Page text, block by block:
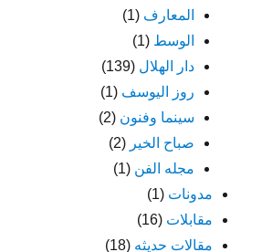
المعارف (1)
الوسط (1)
دار الهلال (139)
روز اليوسف (1)
سينما وفنون (2)
صباح الخير (2)
مجله الفن (1)
مدونات (1)
مقابلات (16)
مقالات حديثه (18)